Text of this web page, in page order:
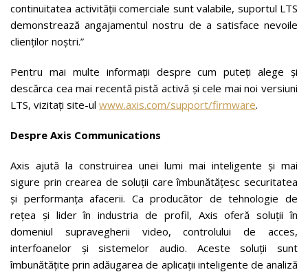
continuitatea activității comerciale sunt valabile, suportul LTS
demonstrează angajamentul nostru de a satisface nevoile
clienților noștri.”
Pentru mai multe informații despre cum puteți alege și
descărca cea mai recentă pistă activă și cele mai noi versiuni
LTS, vizitați site-ul www.axis.com/support/firmware.
Despre Axis Communications
Axis ajută la construirea unei lumi mai inteligente și mai
sigure prin crearea de soluții care îmbunătățesc securitatea
și performanța afacerii. Ca producător de tehnologie de
rețea și lider în industria de profil, Axis oferă soluții în
domeniul supravegherii video, controlului de acces,
interfoanelor și sistemelor audio. Aceste soluții sunt
îmbunătățite prin adăugarea de aplicații inteligente de analiză